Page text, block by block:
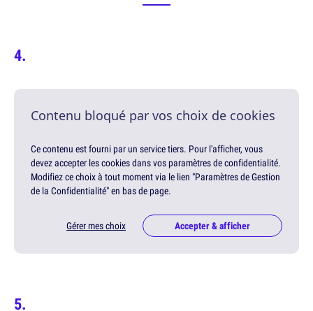
Contenu bloqué par vos choix de cookies
Ce contenu est fourni par un service tiers. Pour l'afficher, vous
devez accepter les cookies dans vos paramètres de confidentialité.
Modifiez ce choix à tout moment via le lien "Paramètres de Gestion
de la Confidentialité" en bas de page.
Gérer mes choix Accepter & afficher